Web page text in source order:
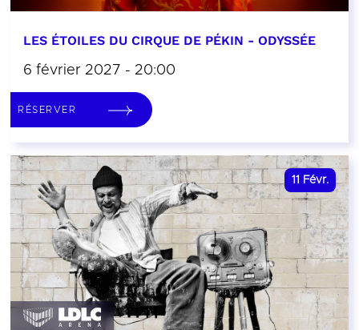
LES ÉTOILES DU CIRQUE DE PÉKIN - ODYSSÉE
6 février 2027 - 20:00
RÉSERVER
11 Févr.